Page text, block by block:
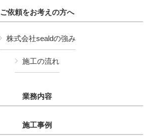
ご依頼をお考えの方へ
株式会社sealdの強み
施工の流れ
業務内容
施工事例